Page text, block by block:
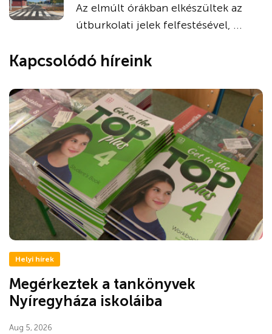
Az elmúlt órákban elkészültek az
útburkolati jelek felfestésével, ...
Kapcsolódó híreink
Helyi hírek
Megérkeztek a tankönyvek
Nyíregyháza iskoláiba
Aug 5, 2026